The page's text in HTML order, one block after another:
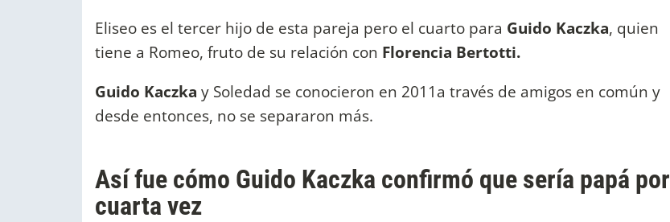
Eliseo es el tercer hijo de esta pareja pero el cuarto para Guido Kaczka, quien
tiene a Romeo, fruto de su relación con Florencia Bertotti.
Guido Kaczka y Soledad se conocieron en 2011a través de amigos en común y
desde entonces, no se separaron más.
Así fue cómo Guido Kaczka confirmó que sería papá por
cuarta vez